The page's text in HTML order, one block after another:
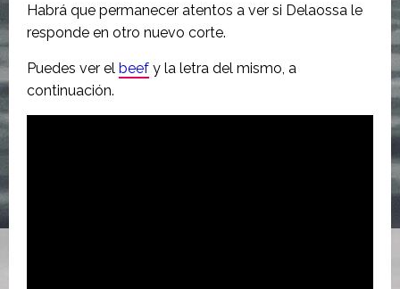
Habrá que permanecer atentos a ver si Delaossa le
responde en otro nuevo corte.
Puedes ver el beef y la letra del mismo, a
continuación.